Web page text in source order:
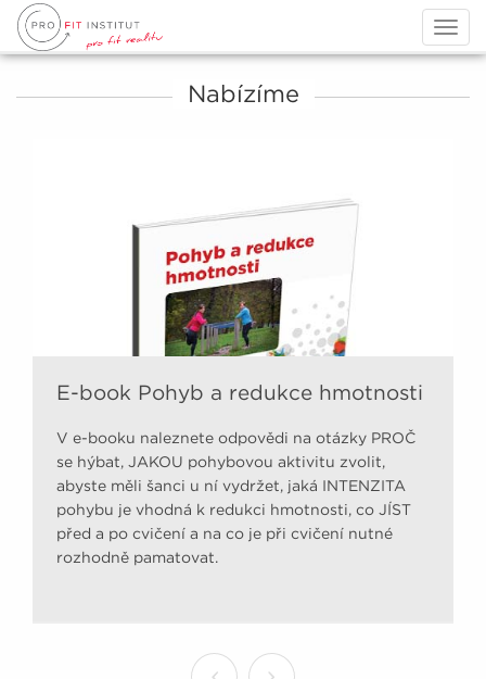
Nabízíme
E-book Pohyb a redukce hmotnosti
V e-booku naleznete odpovědi na otázky PROČ
se hýbat, JAKOU pohybovou aktivitu zvolit,
abyste měli šanci u ní vydržet, jaká INTENZITA
pohybu je vhodná k redukci hmotnosti, co JÍST
před a po cvičení a na co je při cvičení nutné
rozhodně pamatovat.